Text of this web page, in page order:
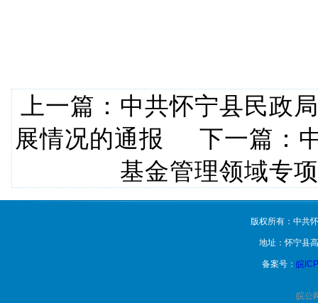
上一篇： 中共怀宁县民政
展情况的通报
下一篇：
基金管理领域专
版权所有：中共
地址：怀宁县
备案号： 皖
皖公